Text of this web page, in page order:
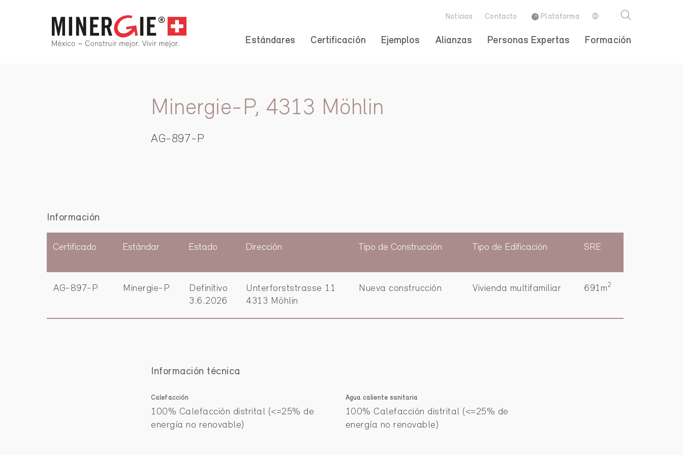
Estándares Certificación Ejemplos Alianzas Personas Expertas Formación
Noticias Contacto Plataforma
Minergie-P, 4313 Möhlin
AG-897-P
Información
Certificado Estándar Estado Dirección Tipo de Construcción Tipo de Edificación SRE
AG-897-P Minergie-P
Definitivo
3.6.2026
Unterforststrasse 11
4313 Möhlin
Nueva construcción Vivienda multifamiliar 691m2
Información técnica
Calefacción
100% Calefacción distrital (<=25% de
energía no renovable)
Agua caliente sanitaria
100% Calefacción distrital (<=25% de
energía no renovable)